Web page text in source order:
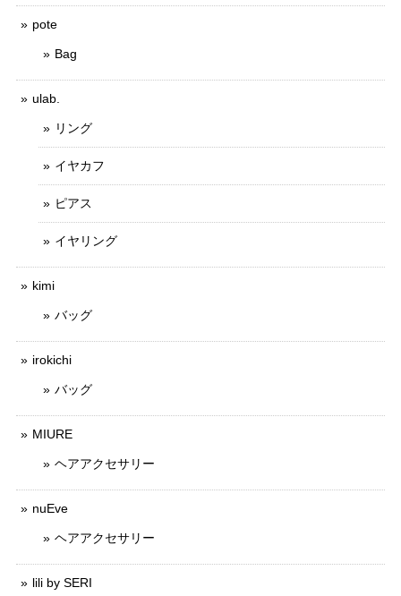
pote
Bag
ulab.
リング
イヤカフ
ピアス
イヤリング
kimi
バッグ
irokichi
バッグ
MIURE
ヘアアクセサリー
nuEve
ヘアアクセサリー
lili by SERI